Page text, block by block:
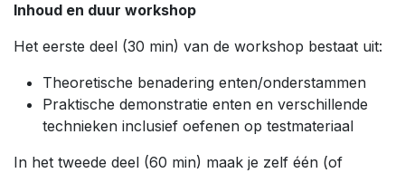
Inhoud en duur workshop
Het eerste deel (30 min) van de workshop bestaat uit:
Theoretische benadering enten/onderstammen
Praktische demonstratie enten en verschillende
technieken inclusief oefenen op testmateriaal
In het tweede deel (60 min) maak je zelf één (of